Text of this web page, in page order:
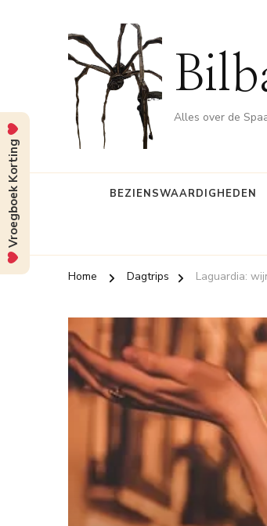
Alles over de
BEZIENSWAARDIGHEDEN
Home Dagtrips Laguardia:
Vroegboek Korting